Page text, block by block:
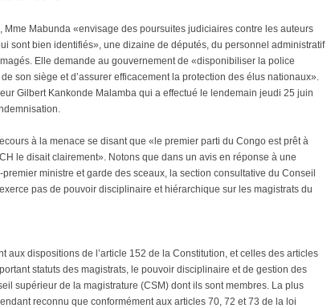
Mabunda «envisage des poursuites judiciaires contre les auteurs
sont bien identifiés», une dizaine de députés, du personnel administratif
Elle demande au gouvernement de «disponibiliser la police
son siège et d’assurer efficacement la protection des élus nationaux».
Gilbert Kankonde Malamba qui a effectué le lendemain jeudi 25 juin
à la menace se disant que «le premier parti du Congo est prêt à
le disait clairement». Notons que dans un avis en réponse à une
ministre et garde des sceaux, la section consultative du Conseil
pas de pouvoir disciplinaire et hiérarchique sur les magistrats du
aux dispositions de l’article 152 de la Constitution, et celles des articles
statuts des magistrats, le pouvoir disciplinaire et de gestion des
supérieur de la magistrature (CSM) dont ils sont membres. La plus
reconnu que conformément aux articles 70, 72 et 73 de la loi